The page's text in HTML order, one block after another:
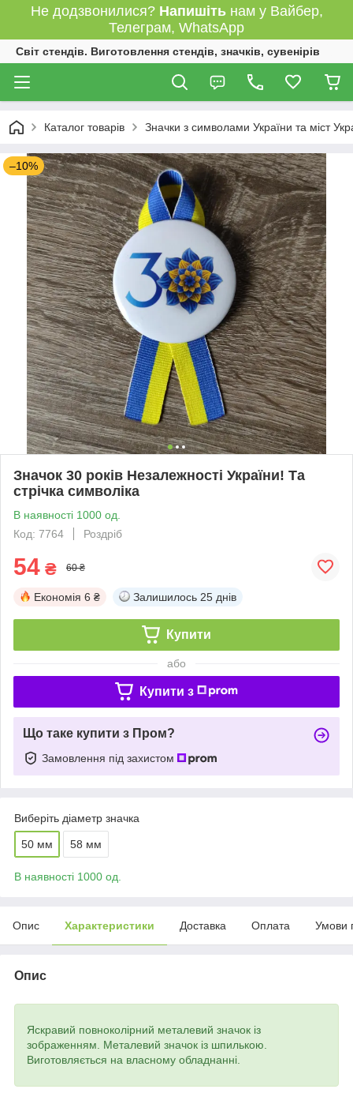
Не додзвонилися? Напишітьнам у Вайбер,
Телеграм, WhatsApp
Світ стендів. Виготовлення стендів, значків, сувенірів
Каталог товарів Значки з символами України та міст
–10%
Значок 30 років Незалежності України! Та
стрічка символіка
В наявності 1000 од.
Код: 7764
Роздріб
54 ₴ 60 ₴
Економія 6 ₴ Залишилось 25 днів
Купити
або
Купити з
Що таке купити з Пром?
Замовлення під захистом
Виберіть діаметр значка
50 мм 58 мм
В наявності 1000 од.
Опис Характеристики Доставка Оплата Умови
Опис
Яскравий повноколірний металевий значок із
зображенням. Металевий значок із шпилькою.
Виготовляється на власному обладнанні.